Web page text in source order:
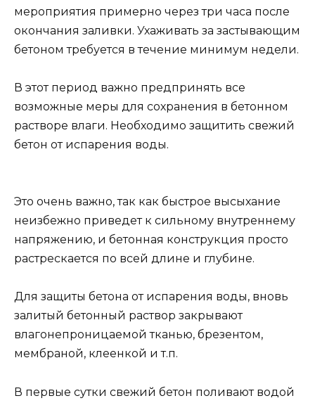
мероприятия примерно через три часа после
окончания заливки. Ухаживать за застывающим
бетоном требуется в течение минимум недели.
В этот период важно предпринять все
возможные меры для сохранения в бетонном
растворе влаги. Необходимо защитить свежий
бетон от испарения воды.
Это очень важно, так как быстрое высыхание
неизбежно приведет к сильному внутреннему
напряжению, и бетонная конструкция просто
растрескается по всей длине и глубине.
Для защиты бетона от испарения воды, вновь
залитый бетонный раствор закрывают
влагонепроницаемой тканью, брезентом,
мембраной, клеенкой и т.п.
В первые сутки свежий бетон поливают водой